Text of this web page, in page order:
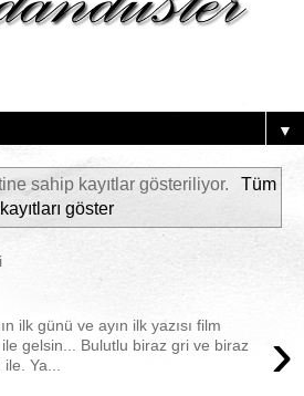
▼
sahip kayıtlar gösteriliyor.
Tüm
kayıtları göster
›
ilk günü ve ayın ilk yazısı film
ile gelsin... Bulutlu biraz gri ve biraz
Ya...